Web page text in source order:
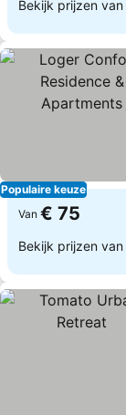
Bekijk prijzen van
Populaire keuze
Van € 75
Bekijk prijzen van